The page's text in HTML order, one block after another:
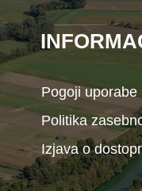
Pogoji uporabe
Politika
Izjava o